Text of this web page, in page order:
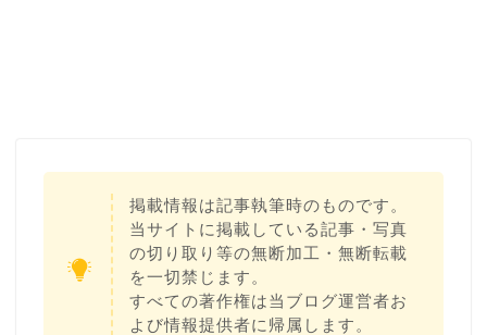
掲載情報は記事執筆時のものです。
当サイトに掲載している記事・写真
の切り取り等の無断加工・無断転載
を一切禁じます。
すべての著作権は当ブログ運営者お
よび情報提供者に帰属します。